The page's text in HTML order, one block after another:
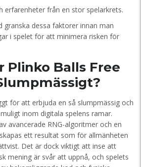
erfarenheter från en stor spelarkrets.
granska dessa faktorer innan man
i spelet för att minimera risken för
Plinko Balls Free
för att erbjuda en så slumpmässig och
inom digitala spelens ramar.
avancerade RNG-algoritmer och en
ett resultat som för allmänheten
Det är dock viktigt att inse att
mening är svår att uppnå, och spelets